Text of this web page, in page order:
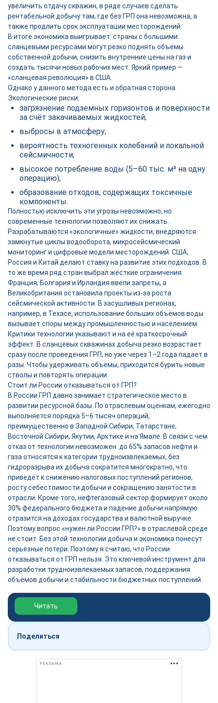
увеличить отдачу скважин, в ряде случаев сделать
рентабельной добычу там, где без ГРП она невозможна, а
также продлить срок эксплуатации месторождений.
В итоге экономика выигрывает: страны с большими
сланцевыми ресурсами могут резко поднять объёмы
собственной добычи, снизить внутренние цены на газ и
создать тысячи новых рабочих мест. Яркий пример —
«сланцевая революция» в США.
Однако у данного метода есть и обратная сторона.
Экологические риски:
загрязнение подземных горизонтов и поверхности
за счёт закачиваемых жидкостей;
выбросы в атмосферу;
вероятность техногенных колебаний и локальной
сейсмичности;
высокое потребление воды (5–60 тыс. м³ на одну
операцию);
образование отходов, содержащих токсичные
компоненты.
Полностью исключить эти угрозы невозможно, но
современные технологии позволяют их снижать.
Разрабатываются «экологичные» жидкости, внедряются
замкнутые циклы водооборота, микросейсмический
мониторинг и цифровые модели месторождений. США,
Россия и Китай делают ставку на развитие этих подходов. В
то же время ряд стран выбрал жёсткие ограничения:
Франция, Болгария и Ирландия ввели запреты, а
Великобритания остановила проекты из-за роста
сейсмической активности. В засушливых регионах,
например, в Техасе, использование больших объёмов воды
вызывает споры между промышленностью и населением.
Критики технологии указывают и на её краткосрочный
эффект. В сланцевых скважинах добыча резко возрастает
сразу после проведения ГРП, но уже через 1–2 года падает в
разы. Чтобы удерживать объёмы, приходится бурить новые
стволы и повторять операции.
Стоит ли России отказываться от ГРП?
В России ГРП давно занимает стратегическое место в
развитии ресурсной базы. По отраслевым оценкам, ежегодно
выполняется порядка 5–6 тысяч операций,
преимущественно в Западной Сибири, Татарстане,
Восточной Сибири, Якутии, Арктике и на Ямале. В связи с чем
отказ от технологии невозможен: до 65% запасов нефти и
газа относятся к категории трудноизвлекаемых, без
гидроразрыва их добыча сократится многократно, что
приведёт к снижению налоговых поступлений регионов,
росту себестоимости добычи и сокращению занятости в
отрасли. Кроме того, нефтегазовый сектор формирует около
30% федерального бюджета и падение добычи напрямую
отразится на доходах государства и валютной выручке.
Поэтому вопрос «нужен ли России ГРП?» в отраслевой среде
не стоит. Без этой технологии добыча и экономика понесут
серьёзные потери. Поэтому я считаю, что России
отказываться от ГРП нельзя. Это ключевой инструмент для
разработки трудноизвлекаемых запасов, поддержания
объёмов добычи и стабильности бюджетных поступлений.
Обзор выставки Нефтегаз-2026
Читать
Поделиться
РЕКЛАМА